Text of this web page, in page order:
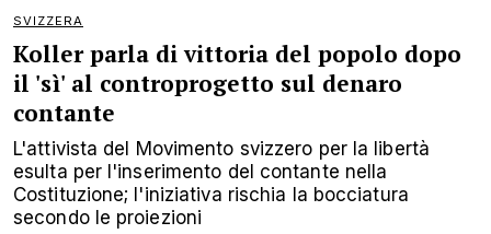
SVIZZERA
Koller parla di vittoria del popolo dopo
il 'sì' al controprogetto sul denaro
contante
L'attivista del Movimento svizzero per la libertà
esulta per l'inserimento del contante nella
Costituzione; l'iniziativa rischia la bocciatura
secondo le proiezioni